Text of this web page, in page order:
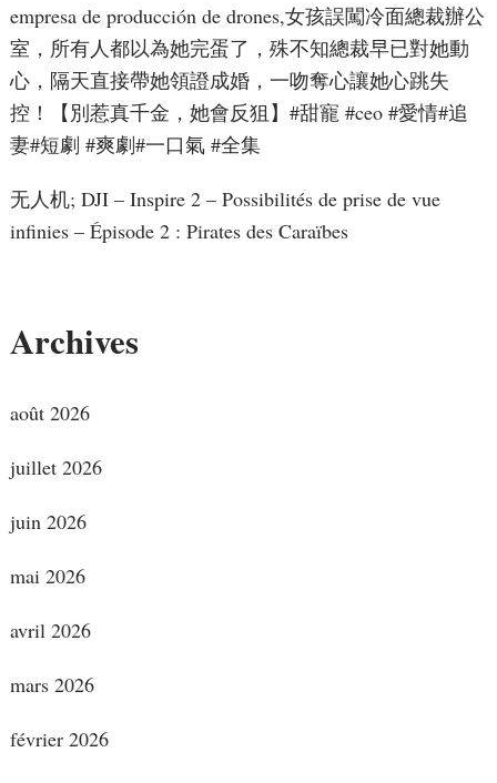
empresa de producción de drones,女孩誤闖冷面總裁辦公
室，所有人都以為她完蛋了，殊不知總裁早已對她動
心，隔天直接帶她領證成婚，一吻奪心讓她心跳失
控！【別惹真千金，她會反狙】#甜寵 #ceo #愛情#追
妻#短劇 #爽劇#一口氣 #全集
无人机; DJI – Inspire 2 – Possibilités de prise de vue
infinies – Épisode 2 : Pirates des Caraïbes
Archives
août 2026
juillet 2026
juin 2026
mai 2026
avril 2026
mars 2026
février 2026